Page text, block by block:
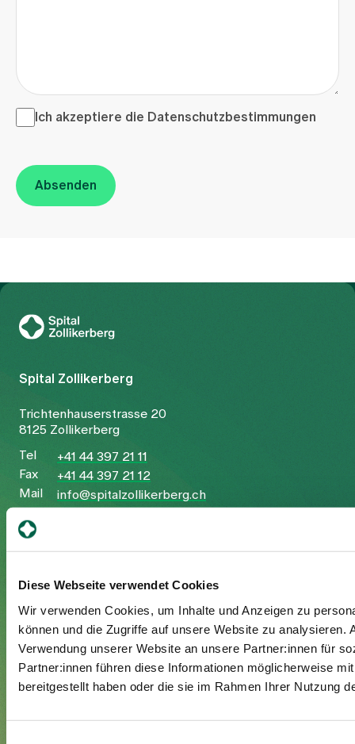
Diese Webseite verwendet Cookies
Wir verwenden Cookies, um Inhalte und Anzeigen zu
können und die Zugriffe auf unsere Website zu
Verwendung unserer Website an unsere Partner:innen für
Partner:innen führen diese Informationen möglicherweise
bereitgestellt haben oder die sie im Rahmen Ihrer Nutzung
Ich akzeptiere die <a href="/de/datenschutzerklaerung"
Ich akzeptiere die Datenschutzbestimmungen
Absenden
Ihr Aufenthalt
Eintritt
Zusatzversicherte
Spital Zollikerberg
Trichtenhauserstrasse 20
8125 Zollikerberg
Tel
+41 44 397 21 11
Fax
+41 44 397 21 12
Mail
info@spitalzollikerberg.ch